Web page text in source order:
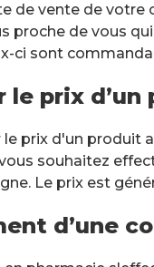
D'INFO
de vente de
proche de vous
ci sont
le prix
le prix d'un produit
souhaitez
Le prix est
d’une